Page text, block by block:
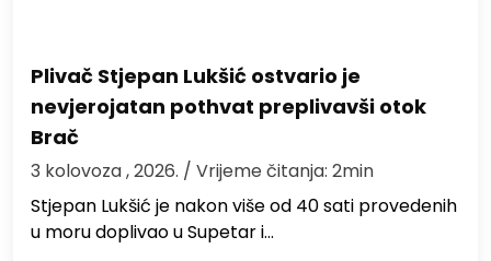
Plivač Stjepan Lukšić ostvario je
nevjerojatan pothvat preplivavši otok
Brač
3 kolovoza , 2026. / Vrijeme čitanja: 2min
St​jepan Lukšić je nakon više od 40 sati provedenih
u moru doplivao u Supetar i…